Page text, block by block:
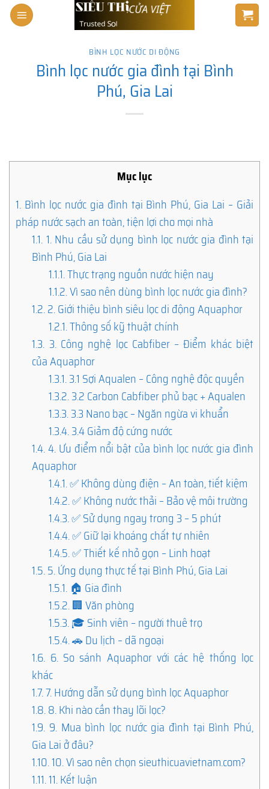
Skip
BÌNH LỌC NƯỚC DI ĐỘNG
Bình lọc nước gia đình tại Bình
Phú, Gia Lai
Mục lục
1. Bình lọc nước gia đình tại Bình Phú, Gia Lai – Giải
pháp nước sạch an toàn, tiện lợi cho mọi nhà
1.1. 1. Nhu cầu sử dụng bình lọc nước gia đình tại
Bình Phú, Gia Lai
1.1.1.Thực trạng nguồn nước hiện nay
1.1.2.Vì sao nên dùng bình lọc nước gia đình?
1.2.2. Giới thiệu bình siêu lọc di động Aquaphor
1.2.1.Thông số kỹ thuật chính
1.3. 3. Công nghệ lọc Cabfiber – Điểm khác biệt
của Aquaphor
1.3.1.3.1 Sợi Aqualen – Công nghệ độc quyền
1.3.2.3.2 Carbon Cabfiber phủ bạc + Aqualen
1.3.3.3.3 Nano bạc – Ngăn ngừa vi khuẩn
1.3.4.3.4 Giảm độ cứng nước
1.4.4. Ưu điểm nổi bật của bình lọc nước gia đình
Aquaphor
1.4.1.✅ Không dùng điện – An toàn, tiết kiệm
1.4.2.✅ Không nước thải – Bảo vệ môi trường
1.4.3.✅ Sử dụng ngay trong 3 – 5 phút
1.4.4.✅ Giữ lại khoáng chất tự nhiên
1.4.5.✅ Thiết kế nhỏ gọn – Linh hoạt
1.5.5. Ứng dụng thực tế tại Bình Phú, Gia Lai
1.5.1.🏠 Gia đình
1.5.2.🏢 Văn phòng
1.5.3.🎓 Sinh viên – người thuê trọ
1.5.4.🚗 Du lịch – dã ngoại
1.6. 6. So sánh Aquaphor với các hệ thống lọc
khác
1.7.7. Hướng dẫn sử dụng bình lọc Aquaphor
1.8.8. Khi nào cần thay lõi lọc?
1.9. 9. Mua bình lọc nước gia đình tại Bình Phú,
Gia Lai ở đâu?
1.10.10. Vì sao nên chọn sieuthicuavietnam.com?
1.11.11. Kết luận